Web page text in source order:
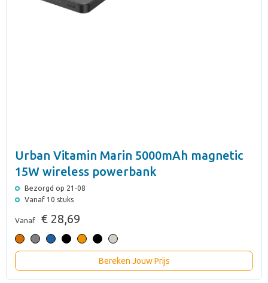
Urban Vitamin Marin 5000mAh magnetic
15W wireless powerbank
Bezorgd op 21-08
Vanaf 10 stuks
Vanaf € 28,69
Bereken Jouw Prijs